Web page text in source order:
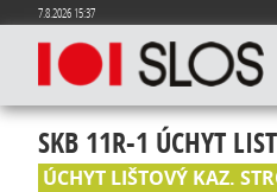
7.8.2026 15:37
SKB 11R-1 ÚCHYT
ÚCHYT LIŠTOVÝ KAZ.